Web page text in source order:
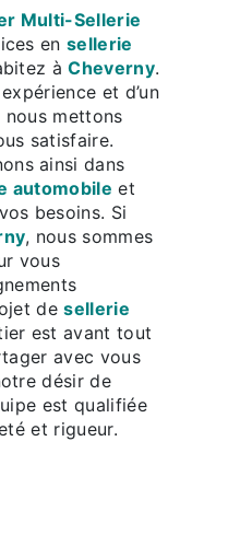
Multi-Sellerie
ensellerie
àCheverny.
et d’un
mettons
satisfaire.
ainsi dans
automobile et
besoins. Si
, nous sommes
vous
desellerie
est avant tout
avec vous
désir de
est qualifiée
et rigueur.